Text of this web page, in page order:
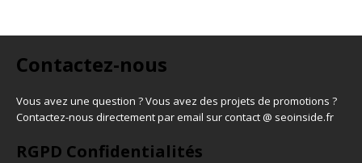
Contactez-nous
Vous avez une question ? Vous avez des projets de promotions ?
Contactez-nous directement par email sur contact @ seoinside.fr
RGPD Confidentialités